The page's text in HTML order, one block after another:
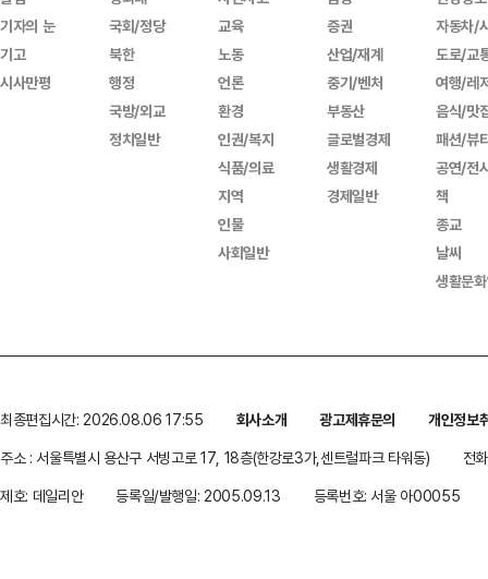
기자의 눈
기고
시사만평
국회/정당
북한
행정
국방/외교
정치일반
교육
노동
언론
환경
인권/복지
식품/의료
지역
인물
사회일반
증권
산업/재계
중기/벤처
부동산
글로벌경제
생활경제
경제일반
자동차/
도로/교
여행/레
음식/맛
패션/뷰
공연/전
책
종교
날씨
생활문
최종편집시간: 2026.08.06 17:55 회사소개 광고제휴문의
개인정보
주소 : 서울특별시 용산구 서빙고로 17, 18층(한강로3가,센트럴파크 타워동)
전
제호: 데일리안
등록일/발행일: 2005.09.13 등록번호: 서울 아00055